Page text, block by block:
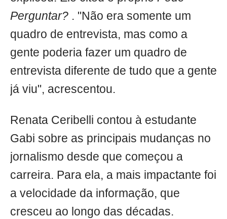
Perguntar? . "Não era somente um
quadro de entrevista, mas como a
gente poderia fazer um quadro de
entrevista diferente de tudo que a gente
já viu", acrescentou.
Renata Ceribelli contou à estudante
Gabi sobre as principais mudanças no
jornalismo desde que começou a
carreira. Para ela, a mais impactante foi
a velocidade da informação, que
cresceu ao longo das décadas.